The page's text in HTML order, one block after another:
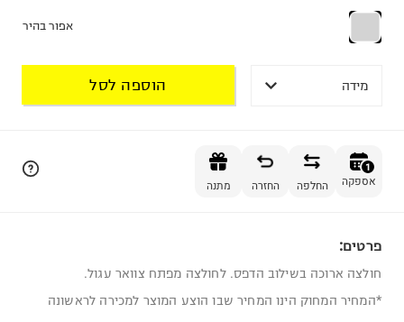
אפור בהיר
מידה הוספה לסל
1
אספקה החלפה החזרה מתנה
פרטים:
חולצה ארוכה בשילוב הדפס. לחולצה מפתח צוואר עגול.
*המחיר המחוק הינו המחיר שבו הוצע המוצר למכירה לראשונה